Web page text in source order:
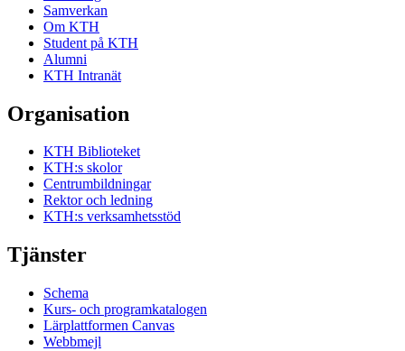
Samverkan
Om KTH
Student på KTH
Alumni
KTH Intranät
Organisation
KTH Biblioteket
KTH:s skolor
Centrumbildningar
Rektor och ledning
KTH:s verksamhetsstöd
Tjänster
Schema
Kurs- och programkatalogen
Lärplattformen Canvas
Webbmejl